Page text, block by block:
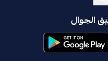
الجوال